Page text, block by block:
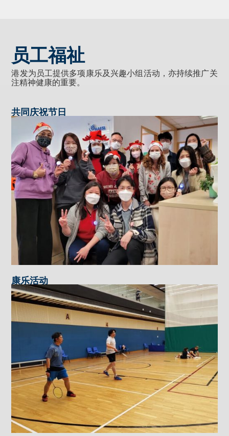
员工福祉
港发为员工提供多项康乐及兴趣小组活动，亦持续推广关
注精神健康的重要。
共同庆祝节日
康乐活动